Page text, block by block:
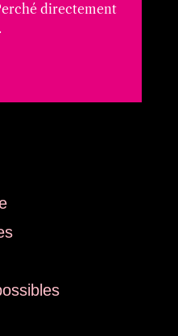
directement